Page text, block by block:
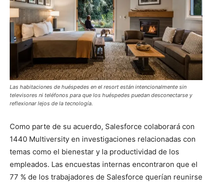
Las habitaciones de huéspedes en el resort están intencionalmente sin
televisores ni teléfonos para que los huéspedes puedan desconectarse y
reflexionar lejos de la tecnología.
Como parte de su acuerdo, Salesforce colaborará con
1440 Multiversity en investigaciones relacionadas con
temas como el bienestar y la productividad de los
empleados. Las encuestas internas encontraron que el
77 % de los trabajadores de Salesforce querían reunirse